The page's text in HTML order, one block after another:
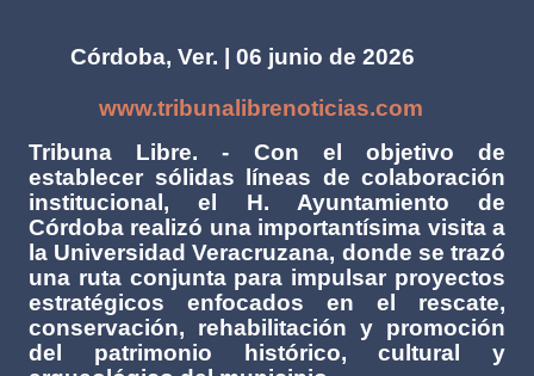
Córdoba, Ver. | 06 junio de 2026
www.tribunalibrenoticias.com
Tribuna Libre. - Con el objetivo de
establecer sólidas líneas de colaboración
institucional, el H. Ayuntamiento de
Córdoba realizó una importantísima visita a
la Universidad Veracruzana, donde se trazó
una ruta conjunta para impulsar proyectos
estratégicos enfocados en el rescate,
conservación, rehabilitación y promoción
del patrimonio histórico, cultural y